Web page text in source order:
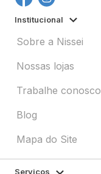
Institucional
Sobre a Nissei
Nossas lojas
Trabalhe conosco
Blog
Mapa do Site
Serviços